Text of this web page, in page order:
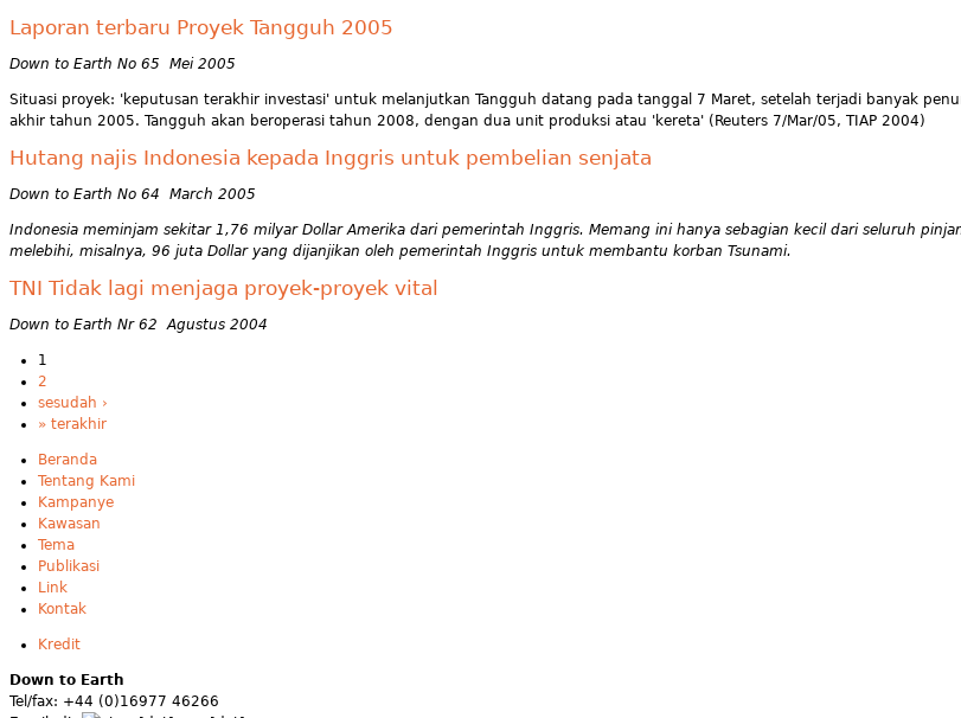
Laporan terbaru Proyek Tangguh 2005
Down to Earth No 65 Mei 2005
Situasi proyek: 'keputusan terakhir investasi' untuk melanjutkan Tangguh datang pada tanggal 7 Maret, setelah terjadi banyak
akhir tahun 2005. Tangguh akan beroperasi tahun 2008, dengan dua unit produksi atau 'kereta' (Reuters 7/Mar/05, TIAP 2004)
Hutang najis Indonesia kepada Inggris untuk pembelian senjata
Down to Earth No 64 March 2005
Indonesia meminjam sekitar 1,76 milyar Dollar Amerika dari pemerintah Inggris. Memang ini hanya sebagian kecil dari seluruh
melebihi, misalnya, 96 juta Dollar yang dijanjikan oleh pemerintah Inggris untuk membantu korban Tsunami.
TNI Tidak lagi menjaga proyek-proyek vital
Down to Earth Nr 62 Agustus 2004
1
2
sesudah ›
» terakhir
Beranda
Tentang Kami
Kampanye
Kawasan
Tema
Publikasi
Link
Kontak
Kredit
Down to Earth
Tel/fax: +44 (0)16977 46266